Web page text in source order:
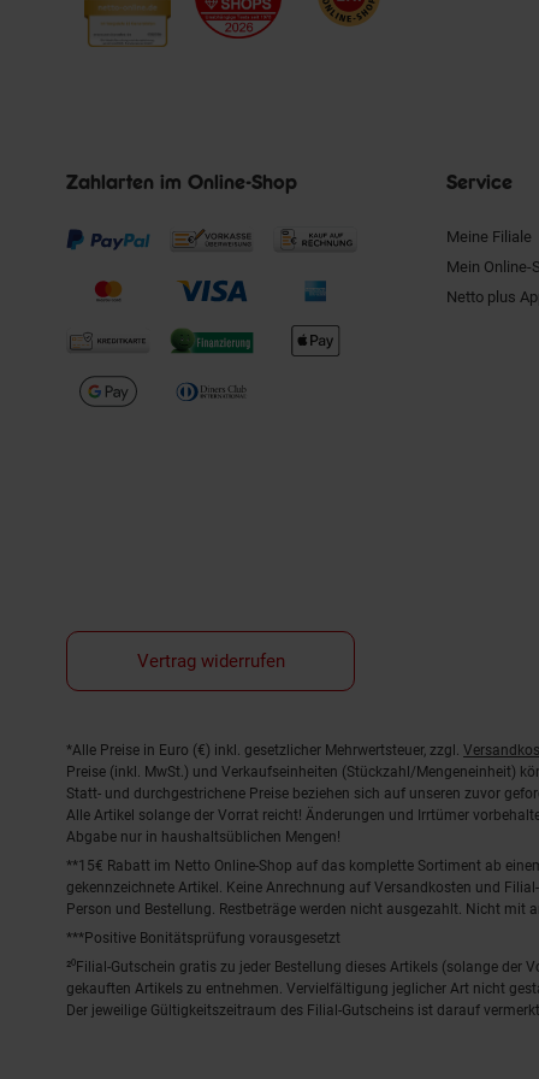
Zahlarten im Online-Shop Service
Meine Filiale
Mein Online-
Netto plus
Vertrag widerrufen
Fußnoten
*Alle Preise in Euro (€) inkl. gesetzlicher Mehrwertsteuer, zzgl.
Preise (inkl. MwSt.) und Verkaufseinheiten (Stückzahl/Mengeneinheit)
Statt- und durchgestrichene Preise beziehen sich auf unseren zuvor
Alle Artikel solange der Vorrat reicht! Änderungen und Irrtümer
Abgabe nur in haushaltsüblichen Mengen!
**15€ Rabatt im Netto Online-Shop auf das komplette Sortiment ab
gekennzeichnete Artikel. Keine Anrechnung auf Versandkosten und
Person und Bestellung. Restbeträge werden nicht ausgezahlt. Nicht mit
***Positive Bonitätsprüfung vorausgesetzt
²⁰Filial-Gutschein gratis zu jeder Bestellung dieses Artikels (solange
gekauften Artikels zu entnehmen. Vervielfältigung jeglicher Art nicht
Der jeweilige Gültigkeitszeitraum des Filial-Gutscheins ist darauf vermerkt.